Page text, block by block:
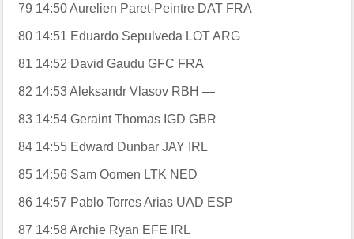
79 14:50 Aurelien Paret-Peintre DAT FRA
80 14:51 Eduardo Sepulveda LOT ARG
81 14:52 David Gaudu GFC FRA
82 14:53 Aleksandr Vlasov RBH —
83 14:54 Geraint Thomas IGD GBR
84 14:55 Edward Dunbar JAY IRL
85 14:56 Sam Oomen LTK NED
86 14:57 Pablo Torres Arias UAD ESP
87 14:58 Archie Ryan EFE IRL